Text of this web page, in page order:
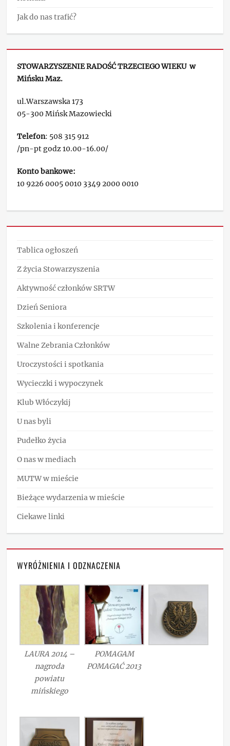
Jak do nas trafić?
STOWARZYSZENIE RADOŚĆ TRZECIEGO WIEKU w
Mińsku Maz.
ul.Warszawska 173
05-300 Mińsk Mazowiecki
Telefon: 508 315 912
/pn-pt godz 10.00-16.00/
Konto bankowe:
10 9226 0005 0010 3349 2000 0010
Tablica ogłoszeń
Z życia Stowarzyszenia
Aktywność członków SRTW
Dzień Seniora
Szkolenia i konferencje
Walne Zebrania Członków
Uroczystości i spotkania
Wycieczki i wypoczynek
Klub Włóczykij
U nas byli
Pudełko życia
O nas w mediach
MUTW w mieście
Bieżące wydarzenia w mieście
Ciekawe linki
WYRÓŻNIENIA I ODZNACZENIA
LAURA 2014 –
nagroda
powiatu
mińskiego
POMAGAM
POMAGAĆ 2013